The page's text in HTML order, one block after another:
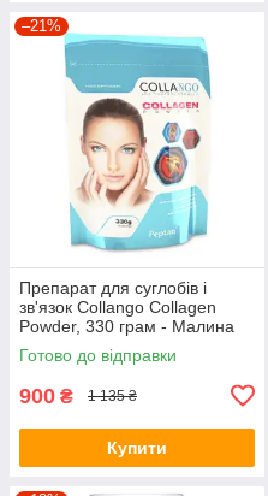
–21%
Препарат для суглобів і
зв'язок Collango Collagen
Powder, 330 грам - Малина
Готово до відправки
900 ₴ 1 135 ₴
Купити